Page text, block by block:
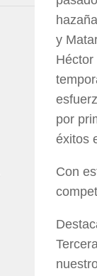
y
por
éxitos
Con